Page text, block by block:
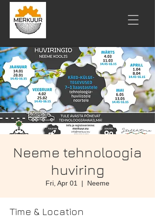
Neeme tehnoloogia
huviring
Fri, Apr 01
  |
Neeme
Time & Location